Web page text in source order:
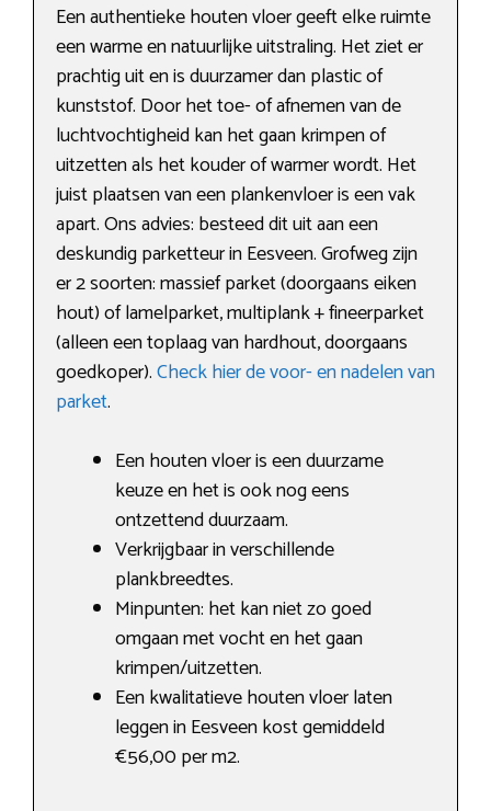
Een authentieke houten vloer geeft elke ruimte
een warme en natuurlijke uitstraling. Het ziet er
prachtig uit en is duurzamer dan plastic of
kunststof. Door het toe- of afnemen van de
luchtvochtigheid kan het gaan krimpen of
uitzetten als het kouder of warmer wordt. Het
juist plaatsen van een plankenvloer is een vak
apart. Ons advies: besteed dit uit aan een
deskundig parketteur in Eesveen. Grofweg zijn
er 2 soorten: massief parket (doorgaans eiken
hout) of lamelparket, multiplank + fineerparket
(alleen een toplaag van hardhout, doorgaans
goedkoper).Check hier de voor- en nadelen van
parket.
Een houten vloer is een duurzame
keuze en het is ook nog eens
ontzettend duurzaam.
Verkrijgbaar in verschillende
plankbreedtes.
Minpunten: het kan niet zo goed
omgaan met vocht en het gaan
krimpen/uitzetten.
Een kwalitatieve houten vloer laten
leggen in Eesveen kost gemiddeld
€56,00 per m2.